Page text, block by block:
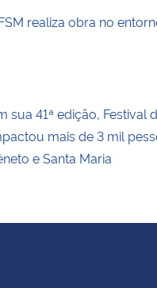
realiza obra no
sua 41ª edição, Festival
mais de 3 mil
e Santa Maria